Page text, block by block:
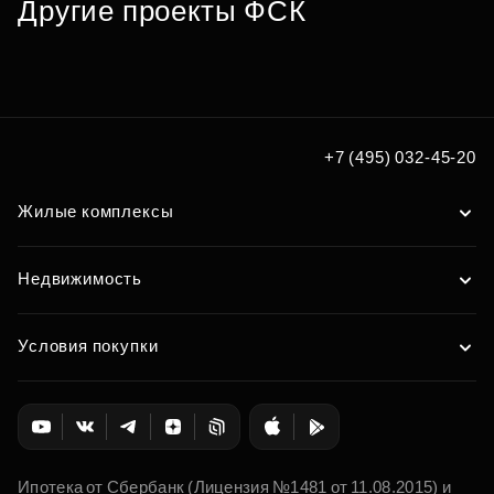
Другие проекты ФСК
+7 (495) 032-45-20
Жилые комплексы
Недвижимость
Условия покупки
Ипотека от Сбербанк (Лицензия №1481 от 11.08.2015) и